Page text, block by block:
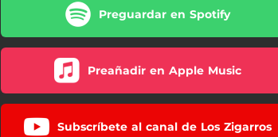
Preguardar en Spotify
Preañadir en Apple Music
Subscríbete al canal de Los Zigarros